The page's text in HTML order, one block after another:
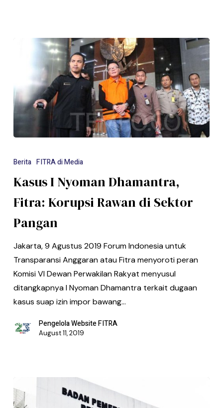
Berita FITRA di Media
Kasus I Nyoman Dhamantra,
Fitra: Korupsi Rawan di Sektor
Pangan
Jakarta, 9 Agustus 2019 Forum Indonesia untuk
Transparansi Anggaran atau Fitra menyoroti peran
Komisi VI Dewan Perwakilan Rakyat menyusul
ditangkapnya I Nyoman Dhamantra terkait dugaan
kasus suap izin impor bawang…
Pengelola Website FITRA
August 11, 2019